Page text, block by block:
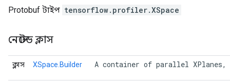
Protobuf টাইপ tensorflow.profiler.XSpace
নেস্টেড ক্লাস
ক্লাস XSpace.Builder A container of parallel